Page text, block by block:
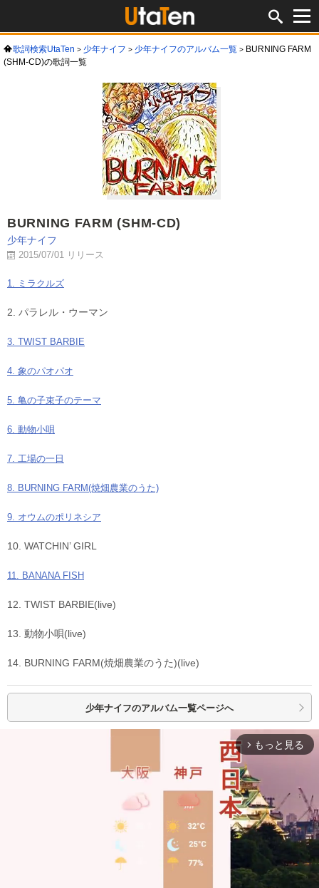
歌詞検索UtaTen 少年ナイフ 少年ナイフのアルバム一覧
BURNING FARM
(SHM-CD)の歌詞一覧
BURNING FARM (SHM-CD)
少年ナイフ
2015/07/01 リリース
1. ミラクルズ
2. パラレル・ウーマン
3. TWIST BARBIE
4. 象のパオパオ
5. 亀の子束子のテーマ
6. 動物小唄
7. 工場の一日
8. BURNING FARM(焼畑農業のうた)
9. オウムのポリネシア
10. WATCHIN’ GIRL
11. BANANA FISH
12. TWIST BARBIE(live)
13. 動物小唄(live)
14. BURNING FARM(焼畑農業のうた)(live)
少年ナイフのアルバム一覧ページへ
arrow_forward_ios もっと見る